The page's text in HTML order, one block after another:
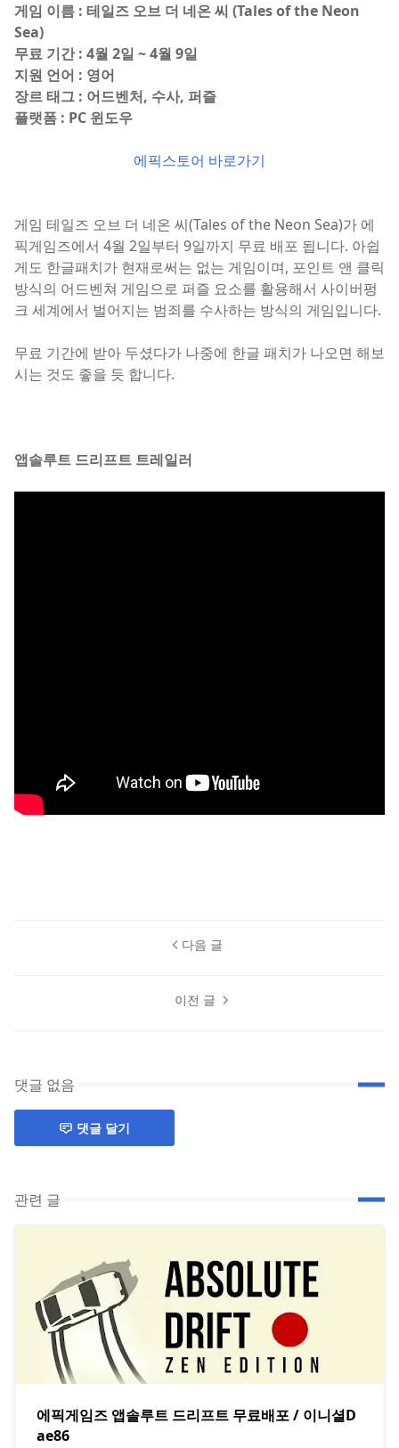
게임 이름 : 테일즈 오브 더 네온 씨 (Tales of the Neon
Sea)
무료 기간 : 4월 2일 ~ 4월 9일
지원 언어 : 영어
장르 태그 : 어드벤처, 수사, 퍼즐
플랫폼 : PC 윈도우
에픽스토어 바로가기
게임 테일즈 오브 더 네온 씨(Tales of the Neon Sea)가 에
픽게임즈에서 4월 2일부터 9일까지 무료 배포 됩니다. 아쉽
게도 한글패치가 현재로써는 없는 게임이며, 포인트 앤 클릭
방식의 어드벤쳐 게임으로 퍼즐 요소를 활용해서 사이버펑
크 세계에서 벌어지는 범죄를 수사하는 방식의 게임입니다.
무료 기간에 받아 두셨다가 나중에 한글 패치가 나오면 해보
시는 것도 좋을 듯 합니다.
앱솔루트 드리프트 트레일러
다음 글
이전 글
댓글 없음
댓글 달기
관련 글
에픽게임즈 앱솔루트 드리프트 무료배포 / 이니셜D
ae86